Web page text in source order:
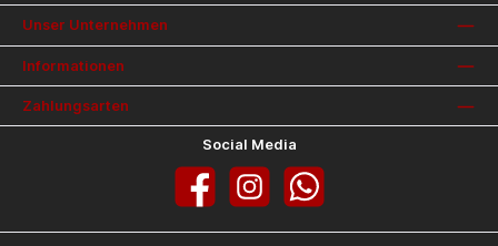
Unser Unternehmen
Informationen
Zahlungsarten
Social Media
Facebook InstagramWhatsApp